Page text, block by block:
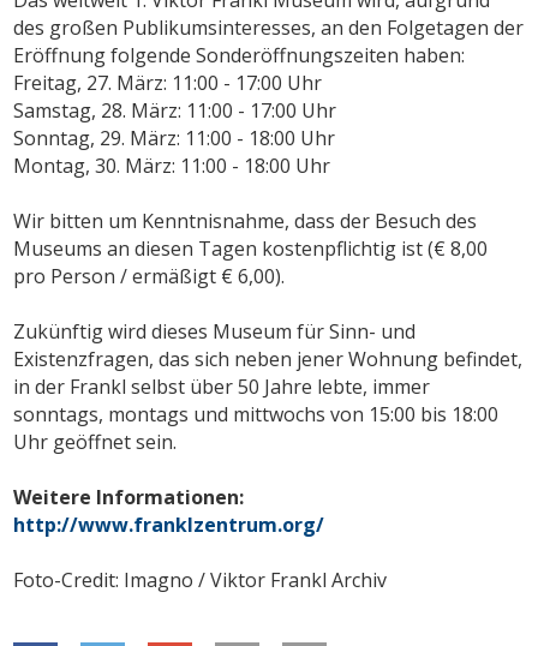
des großen Publikumsinteresses, an den Folgetagen der
Eröffnung folgende Sonderöffnungszeiten haben:
Freitag, 27. März: 11:00 - 17:00 Uhr
Samstag, 28. März: 11:00 - 17:00 Uhr
Sonntag, 29. März: 11:00 - 18:00 Uhr
Montag, 30. März: 11:00 - 18:00 Uhr
Wir bitten um Kenntnisnahme, dass der Besuch des
Museums an diesen Tagen kostenpflichtig ist (€ 8,00
pro Person / ermäßigt € 6,00).
Zukünftig wird dieses Museum für Sinn- und
Existenzfragen, das sich neben jener Wohnung befindet,
in der Frankl selbst über 50 Jahre lebte, immer
sonntags, montags und mittwochs von 15:00 bis 18:00
Uhr geöffnet sein.
Weitere Informationen:
http://www.franklzentrum.org/
Foto-Credit: Imagno / Viktor Frankl Archiv